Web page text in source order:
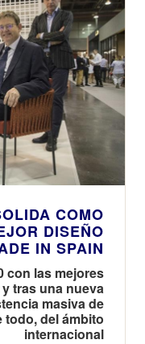
COMO
DISEÑO
IN SPAIN
con las mejores
tras una nueva
masiva de
del ámbito
internacional